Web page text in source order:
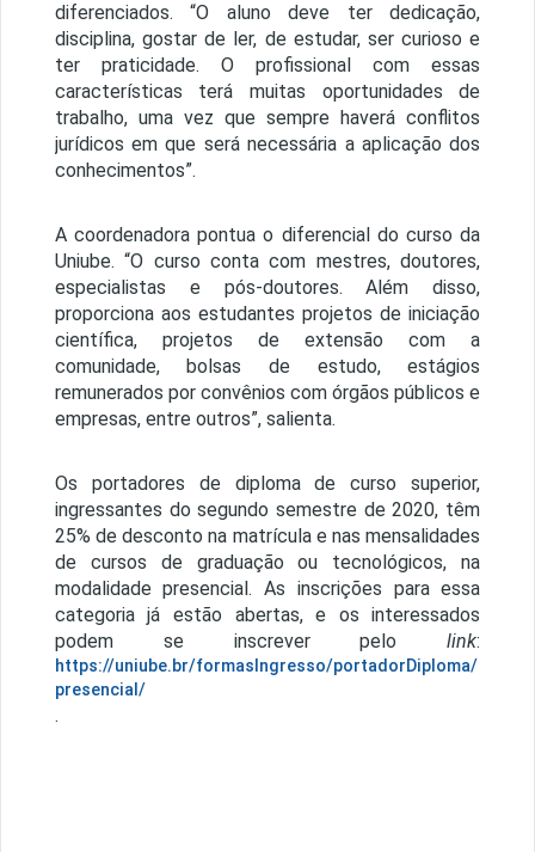
diferenciados. “O aluno deve ter dedicação,
disciplina, gostar de ler, de estudar, ser curioso e
ter praticidade. O profissional com essas
características terá muitas oportunidades de
trabalho, uma vez que sempre haverá conflitos
jurídicos em que será necessária a aplicação dos
conhecimentos”.
A coordenadora pontua o diferencial do curso da
Uniube. “O curso conta com mestres, doutores,
especialistas e pós-doutores. Além disso,
proporciona aos estudantes projetos de iniciação
científica, projetos de extensão com a
comunidade, bolsas de estudo, estágios
remunerados por convênios com órgãos públicos e
empresas, entre outros”, salienta.
Os portadores de diploma de curso superior,
ingressantes do segundo semestre de 2020, têm
25% de desconto na matrícula e nas mensalidades
de cursos de graduação ou tecnológicos, na
modalidade presencial. As inscrições para essa
categoria já estão abertas, e os interessados
podem se inscrever pelolink:
https://uniube.br/formasIngresso/portadorDiploma/
presencial/
.